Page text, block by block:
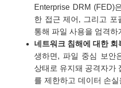
Enterprise DRM (FED)
한 접근 제어, 그리고 포
통해 파일 사용을 엄격하
네트워크 침해에 대한 회
생하면, 파일 중심 보안
상태로 유지돼 공격자가
를 제한하고 데이터 손